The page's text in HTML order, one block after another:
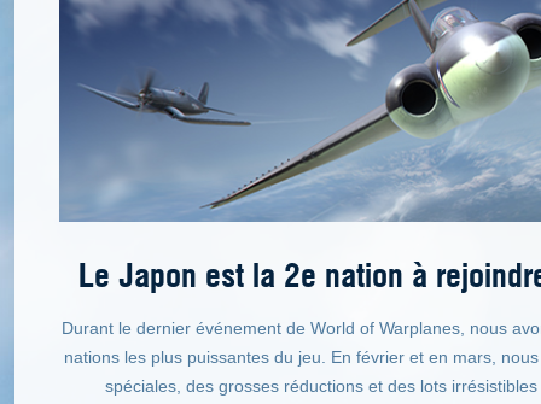
Le Japon est la 2e nation à
Durant le dernier événement de World of Warplanes, nous
nations les plus puissantes du jeu. En février et en mars,
spéciales, des grosses réductions et des lots